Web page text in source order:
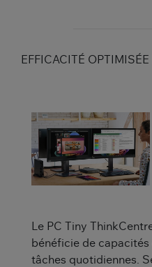
EFFICACITÉ OPTIMISÉE
Le PC Tiny
bénéficie de
tâches quotidiennes.